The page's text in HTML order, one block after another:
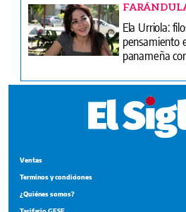
Ela Urriola:
pensamiento
panameña
Ventas
Terminos y condiciones
¿Quiénes somos?